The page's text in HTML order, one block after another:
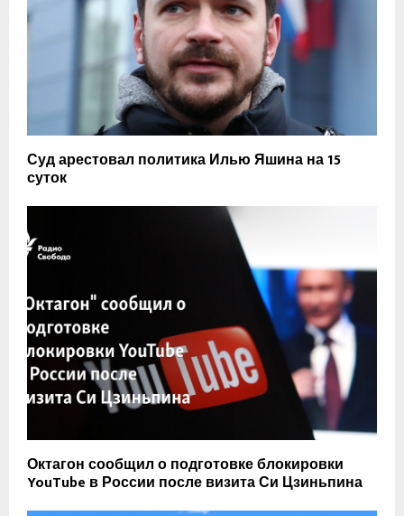
Суд арестовал политика Илью Яшина на 15
суток
Октагон сообщил о подготовке блокировки
YouTube в России после визита Си Цзиньпина